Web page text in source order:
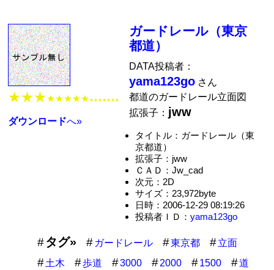
★★★★★★★★ ★★★★★★★
ダウンロードへ»
ガードレール（東京
都道）
DATA投稿者：
yama123go さん
都道のガードレール立面図
拡張子： jww
タイトル：ガードレール（東
京都道）
拡張子：jww
ＣＡＤ：Jw_cad
次元：2D
サイズ：23,972byte
日時：2006-12-29 08:19:26
投稿者ＩＤ： yama123go
タグ» ガードレール 東京都
立面
土木
歩道 3000 2000 1500
道